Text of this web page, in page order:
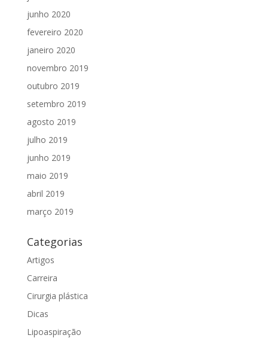
junho 2020
fevereiro 2020
janeiro 2020
novembro 2019
outubro 2019
setembro 2019
agosto 2019
julho 2019
junho 2019
maio 2019
abril 2019
março 2019
Categorias
Artigos
Carreira
Cirurgia plástica
Dicas
Lipoaspiração